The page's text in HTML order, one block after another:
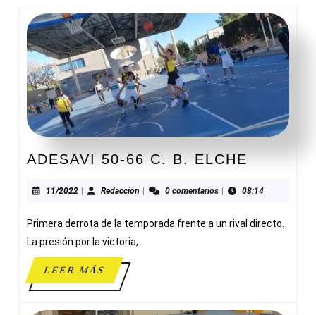
ADESAVI 50-66 C. B. ELCHE
66
B.
11/202211/2022Redacción Redacción0 comentarios 08:14
Primera derrota de la temporada frente a un rival directo.
La presión por la victoria,
LEER MÁSLEER
MÁS